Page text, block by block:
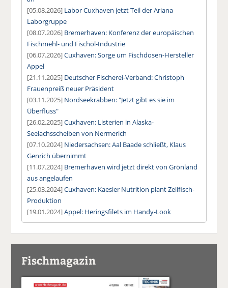
[05.08.2026] Labor Cuxhaven jetzt Teil der Ariana
Laborgruppe
[08.07.2026] Bremerhaven: Konferenz der europäischen
Fischmehl- und Fischöl-Industrie
[06.07.2026]Cuxhaven: Sorge um Fischdosen-Hersteller
Appel
[21.11.2025] Deutscher Fischerei-Verband: Christoph
Frauenpreiß neuer Präsident
[03.11.2025] Nordseekrabben: "Jetzt gibt es sie im
Überfluss"
[26.02.2025]Cuxhaven: Listerien in Alaska-
Seelachsscheiben von Nermerich
[07.10.2024] Niedersachsen: Aal Baade schließt, Klaus
Genrich übernimmt
[11.07.2024] Bremerhaven wird jetzt direkt von Grönland
aus angelaufen
[25.03.2024]Cuxhaven: Kaesler Nutrition plant Zellfisch-
Produktion
[19.01.2024]Appel: Heringsfilets im Handy-Look
Fischmagazin